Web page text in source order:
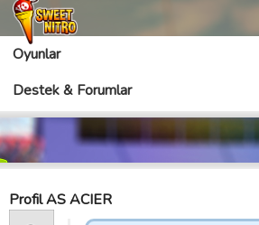
Oyunlar
Destek & Forumlar
Profil AS ACIER